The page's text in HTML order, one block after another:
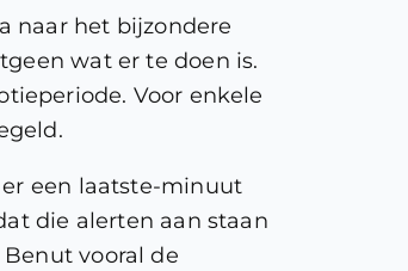
naar het bijzondere
wat er te doen is.
Voor enkele
een laatste-minuut
die alerten aan staan
vooral de